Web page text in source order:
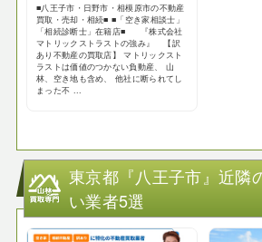
■八王子市・日野市・相模原市の不動産
買取・売却・相続■ ■「空き家相談士」
「相続診断士」在籍店■ 『株式会社
マトリックストラストの強み』 【訳
あり不動産の買取店】 マトリックスト
ラストは価値のつかない負動産、 山
林、空き地も含め、 他社に断られてし
まった不 ...
東京都『八王子市』近隣
い業者5選